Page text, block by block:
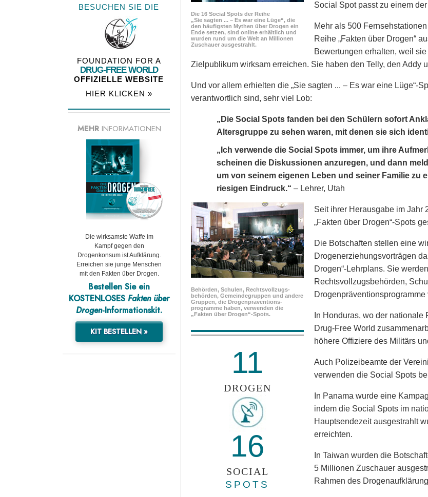
Die 16 Social Spots der Reihe
„Sie sagten ... – Es war eine Lüge“, die
den häufigsten Mythen über Drogen ein
Ende setzen, sind online erhältlich und
wurden rund um die Welt an Millionen
Zuschauer ausgestrahlt.
Social Spot passt zu einem
Mehr als 500
Reihe „Fakten über Drogen“
Bewertungen erhalten, weil
Zielpublikum wirksam erreichen. Sie haben den Telly, den Addy
Und vor allem erhielten die „Sie sagten ... – Es war eine Lüge“-
verantwortlich sind, sehr viel Lob:
„Die Social Spots fanden bei den Schülern sofort
Altersgruppe zu sehen waren, mit denen sie sich
„Ich verwende die Social Spots immer, um ihre
scheinen die Diskussionen anzuregen, und dann
um von seinem eigenen Leben und seiner Familie zu
riesigen Eindruck.“ – Lehrer, Utah
Behörden, Schulen, Rechtsvollzugs­
behörden, Gemeindegruppen und andere
Gruppen, die Drogenpräventions­
programme haben, verwenden die
„Fakten über Drogen“-Spots.
11
DROGEN
16
SOCIAL
SPOTS
Seit ihrer Herausgabe im Jahr
„Fakten über Drogen“-Spots
Die Botschaften stellen eine
Drogenerziehungsvorträgen
Drogen“-Lehrplans. Sie
Rechtsvollzugsbehörden,
Drogenpräventionsprogramme
In Honduras, wo der
Drug-Free World
höhere Offiziere des Militärs
Auch Polizeibeamte der
verwenden die Social Spots
In Panama wurde eine
indem die Social Spots im
Hauptsendezeit ausgestrahlt
erreichten.
In Taiwan wurden die
5 Millionen Zuschauer
Rahmen des
BESUCHEN SIE DIE
FOUNDATION FOR A
DRUG-FREE WORLD
OFFIZIELLE WEBSITE
HIER KLICKEN »
MEHR INFORMATIONEN
Die wirksamste Waffe im
Kampf gegen den
Drogenkonsum ist Aufklärung.
Erreichen sie junge Menschen
mit den Fakten über Drogen.
Bestellen Sie ein
KOSTENLOSES Fakten über
Drogen-Informationskit.
KIT BESTELLEN »